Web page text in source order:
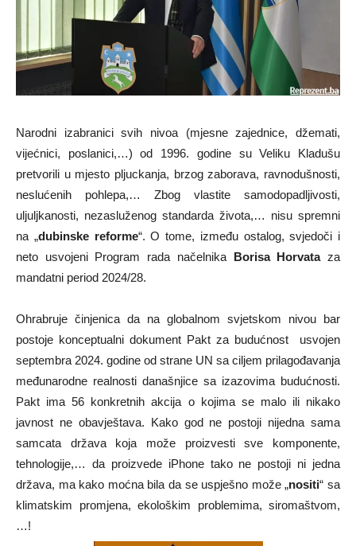
Narodni izabranici svih nivoa (mjesne zajednice, džemati,
vijećnici, poslanici,…) od 1996. godine su Veliku Kladušu
pretvorili u mjesto pljuckanja, brzog zaborava, ravnodušnosti,
neslućenih pohlepa,… Zbog vlastite samodopadljivosti,
uljuljkanosti, nezasluženog standarda života,… nisu spremni
na „dubinske reforme“. O tome, između ostalog, svjedoči i
neto usvojeni Program rada načelnika Borisa Horvataza
mandatni period 2024/28.
Ohrabruje činjenica da na globalnom svjetskom nivou bar
postoje konceptualni dokument Pakt za budućnost usvojen
septembra 2024. godine od strane UN sa ciljem prilagođavanja
međunarodne realnosti današnjice sa izazovima budućnosti.
Pakt ima 56 konkretnih akcija o kojima se malo ili nikako
javnost ne obavještava. Kako god ne postoji nijedna sama
samcata država koja može proizvesti sve komponente,
tehnologije,… da proizvede iPhone tako ne postoji ni jedna
država, ma kako moćna bila da se uspješno može „nositi“ sa
klimatskim promjena, ekološkim problemima, siromaštvom,
…!